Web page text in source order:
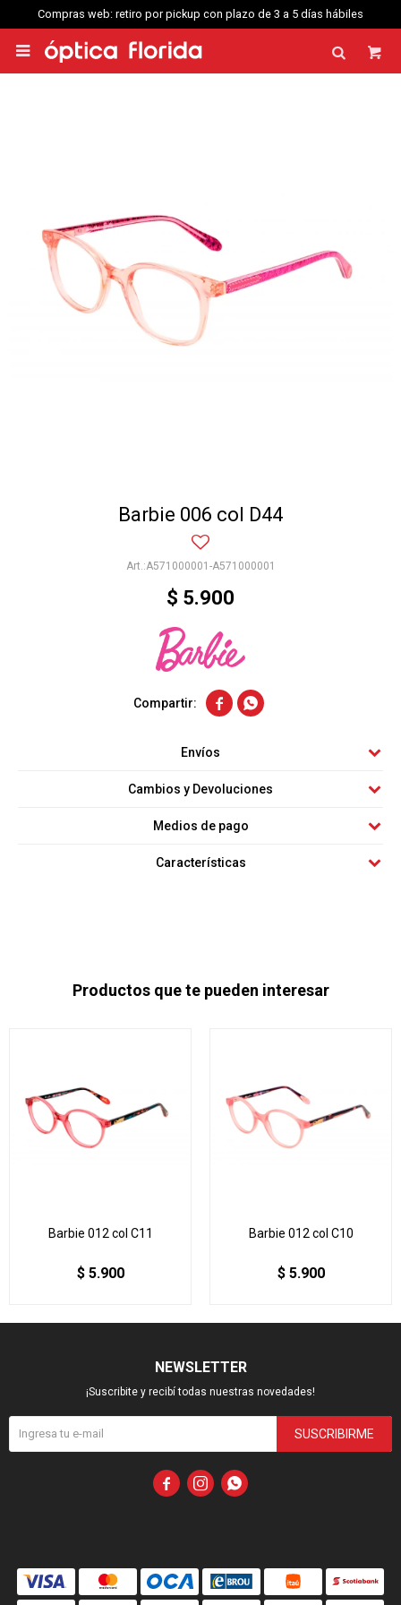
Compras web: retiro por pickup con plazo de 3 a 5 días hábiles

Barbie 006 col D44
A571000001-A571000001
$ 5.900
 
Envíos
Cambios y Devoluciones
Medios de pago
Características
Productos que te pueden interesar
Barbie 012 col C11
$ 5.900
Barbie 012 col C10
$ 5.900
NEWSLETTER
¡Suscribite y recibí todas nuestras novedades!
SUSCRIBIRME
  